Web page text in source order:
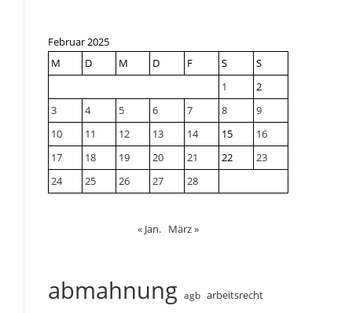
Februar 2025
M
D M D F S
S
1
2
3
4 5 6 7 8
9
10
11 12 13 14 15
16
17
18 19 20 21 22
23
24
25 26 27 28
« Jan. März »
abmahnung agb arbeitsrecht